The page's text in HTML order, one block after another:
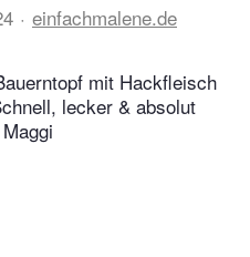
einfachmalene.de
mit Hackfleisch
lecker & absolut